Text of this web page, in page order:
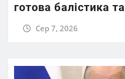
готова балістика
Сер 7, 2026